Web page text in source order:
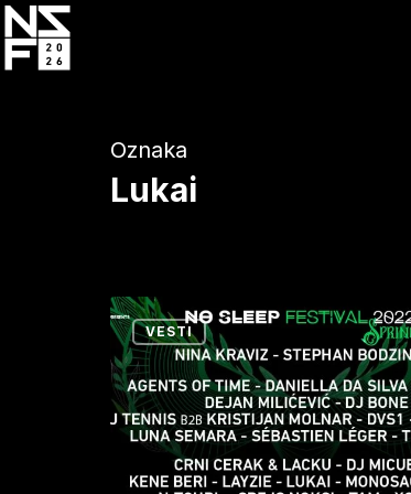
Skip
to
Oznaka
Lukai
EXIT
zaokružio
No
Sleep
festival!
VESTI